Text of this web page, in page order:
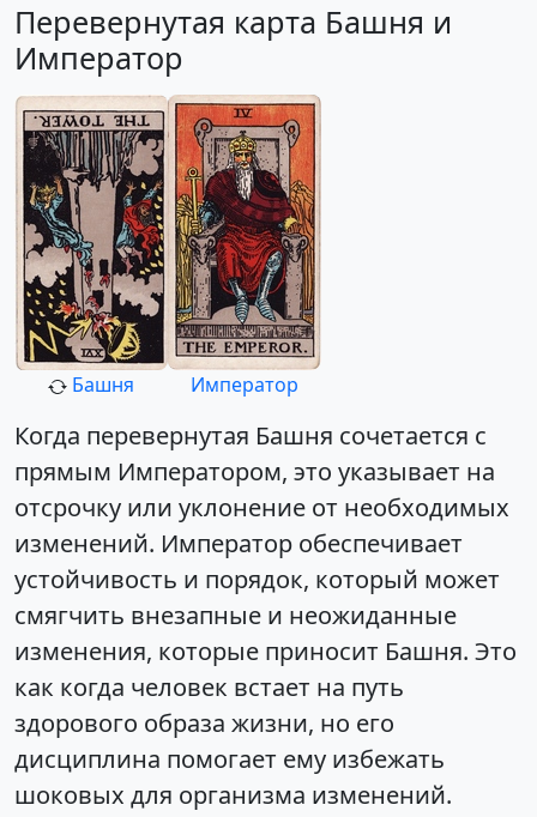
Перевернутая карта Башня и
Император
Башня Император
Когда перевернутая Башня сочетается с
прямым Императором, это указывает на
отсрочку или уклонение от необходимых
изменений. Император обеспечивает
устойчивость и порядок, который может
смягчить внезапные и неожиданные
изменения, которые приносит Башня. Это
как когда человек встает на путь
здорового образа жизни, но его
дисциплина помогает ему избежать
шоковых для организма изменений.